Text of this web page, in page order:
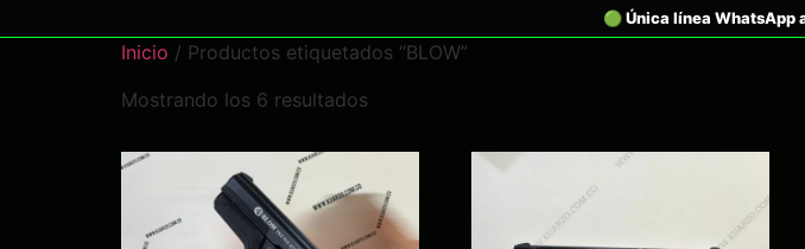
Inicio / Productos etiquetados “BLOW”
Mostrando los 6 resultados